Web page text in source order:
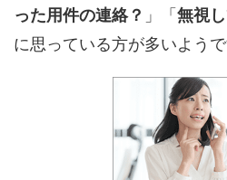
った用件の連絡？ 」「 無視
に思っている方が多いようで